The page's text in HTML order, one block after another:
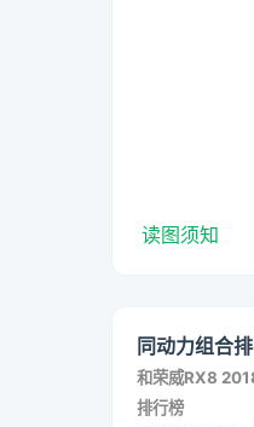
读图须知
同动力组合
和荣威RX8
排行榜